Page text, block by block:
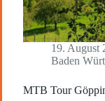
19. August
Baden
MTB Tour